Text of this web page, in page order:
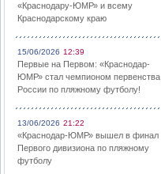
«Краснодару-ЮМР» и всему
Краснодарскому краю
15/06/2026 12:39
Первые на Первом: «Краснодар-
ЮМР» стал чемпионом первенства
России по пляжному футболу!
13/06/2026 21:22
«Краснодар-ЮМР» вышел в финал
Первого дивизиона по пляжному
футболу